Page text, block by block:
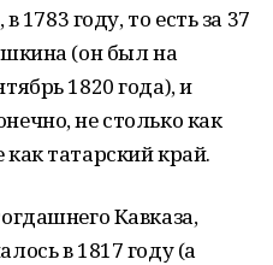
1783 году, то есть за 37
(он был на
1820 года), и
не столько как
татарский край.
Кавказа,
в 1817 году (а